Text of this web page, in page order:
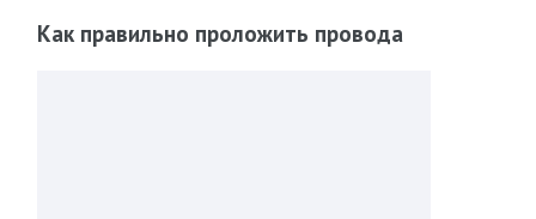
Как правильно проложить провода